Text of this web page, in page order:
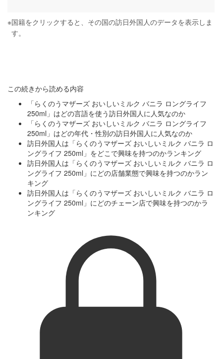
※国籍をクリックすると、その国の訪日外国人のデータを表示しま
す。
この続きから読める内容
「らくのうマザーズ おいしいミルク バニラ ロングライフ
250ml」はどの言語を使う訪日外国人に人気なのか
「らくのうマザーズ おいしいミルク バニラ ロングライフ
250ml」はどの年代・性別の訪日外国人に人気なのか
訪日外国人は「らくのうマザーズ おいしいミルク バニラ ロ
ングライフ 250ml」をどこで興味を持つのかランキング
訪日外国人は「らくのうマザーズ おいしいミルク バニラ ロ
ングライフ 250ml」にどの店舗業態で興味を持つのかラン
キング
訪日外国人は「らくのうマザーズ おいしいミルク バニラ ロ
ングライフ 250ml」にどのチェーン店で興味を持つのかラ
ンキング